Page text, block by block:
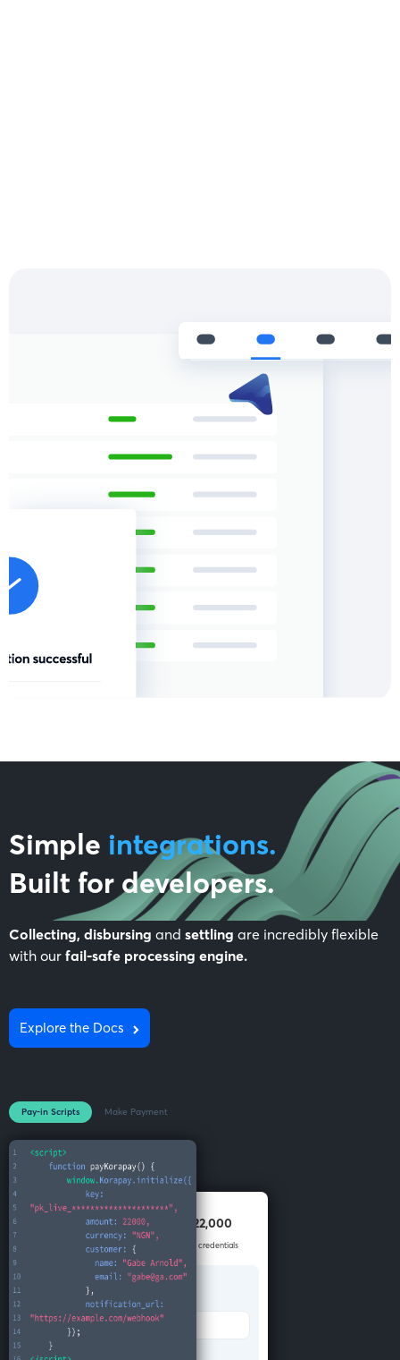
Simple integrations.
Built for developers.
Collecting, disbursing and settling are incredibly flexible
with our fail-safe processing engine.
Explore the Docs
Pay-in Scripts Make Payment
Pay NGN 22,000
Enter your account credentials
Bank